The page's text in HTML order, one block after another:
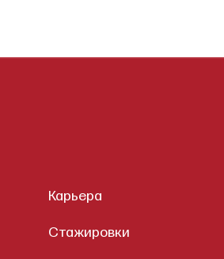
Карьера
Стажировки